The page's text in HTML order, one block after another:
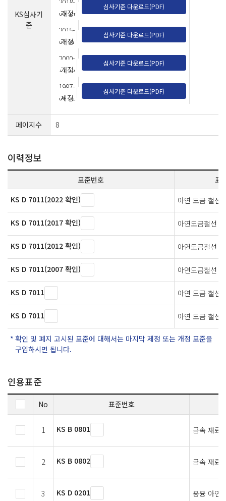
KS심사기
준
2018-
06-14
개정
심사기준 다운로드(PDF)
2015-
07-07
개정
심사기준 다운로드(PDF)
2000-
11-13
개정
심사기준 다운로드(PDF)
1997-
04-01
제정
심사기준 다운로드(PDF)
페이지수 8
이력정보
표준번호
표
KS D 7011(2022 확인)
아연 도금 철선
KS D 7011(2017 확인) 아연도금철선
KS D 7011(2012 확인) 아연도금철선
KS D 7011(2007 확인) 아연도금철선
KS D 7011 아연 도금 철선
KS D 7011 아연 도금 철선
확인 및 폐지 고시된 표준에 대해서는 마지막 제정 또는 개정 표준을
구입하시면 됩니다.
인용표준
No 표준번호
1 KS B 0801 금속 재료
2 KS B 0802 금속 재료
3 KS D 0201 용융 아연